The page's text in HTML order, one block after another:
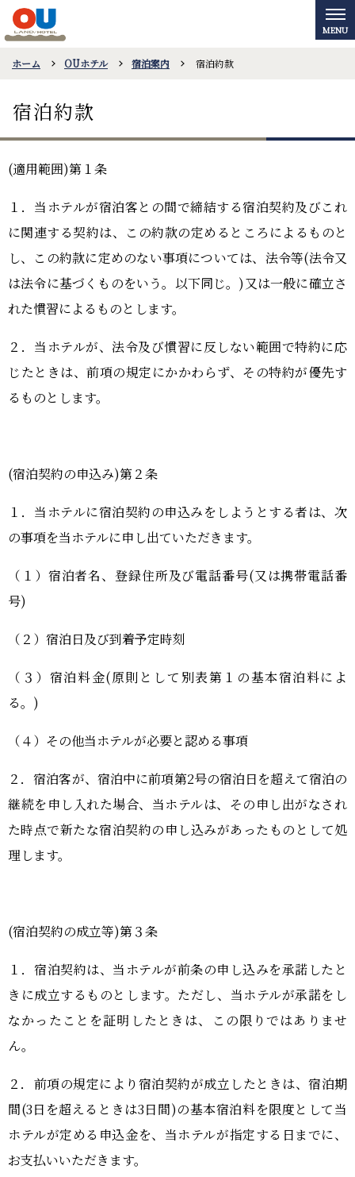
おーゆ・ランド
call0859-31-2666
おーゆ・ホテル
ホーム OUホテル 宿泊案内 宿泊約款
宿泊約款
(適用範囲)第１条
１．当ホテルが宿泊客との間で締結する宿泊契約及びこれ
に関連する契約は、この約款の定めるところによるものと
し、この約款に定めのない事項については、法令等(法令又
は法令に基づくものをいう。以下同じ。 )又は一般に確立さ
れた慣習によるものとします。
２．当ホテルが、法令及び慣習に反しない範囲で特約に応
じたときは、前項の規定にかかわらず、その特約が優先す
るものとします。
(宿泊契約の申込み)第２条
１．当ホテルに宿泊契約の申込みをしようとする者は、次
の事項を当ホテルに申し出ていただきます。
（１）宿泊者名、登録住所及び電話番号(又は携帯電話番
号)
（２）宿泊日及び到着予定時刻
（３）宿泊料金(原則として別表第１の基本宿泊料によ
る。 )
（４）その他当ホテルが必要と認める事項
２．宿泊客が、宿泊中に前項第2号の宿泊日を超えて宿泊の
継続を申し入れた場合、当ホテルは、その申し出がなされ
た時点で新たな宿泊契約の申し込みがあったものとして処
理します。
(宿泊契約の成立等)第３条
１．宿泊契約は、当ホテルが前条の申し込みを承諾したと
きに成立するものとします。ただし、当ホテルが承諾をし
なかったことを証明したときは、この限りではありませ
ん。
２．前項の規定により宿泊契約が成立したときは、宿泊期
間(3日を超えるときは3日間)の基本宿泊料を限度として当
ホテルが定める申込金を、当ホテルが指定する日までに、
お支払いいただきます。